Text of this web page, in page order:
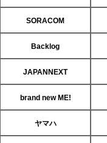
SORACOM
Backlog
JAPANNEXT
brand new ME!
ヤマハ